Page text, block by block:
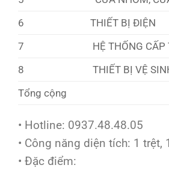
6
THIẾT BỊ ĐIỆN
7
HỆ THỐNG CẤP
8
THIẾT BỊ VỆ
Tổng cộng
• Hotline: 0937.48.48.05
• Công năng diện tích: 1 trệt,
• Đặc điểm: